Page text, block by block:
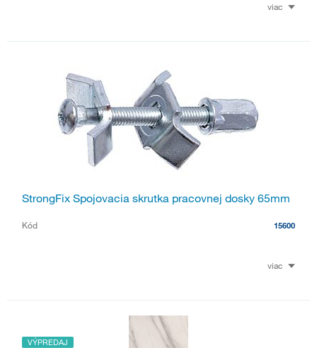
viac
StrongFix Spojovacia skrutka pracovnej dosky 65mm
Kód 15600
viac
VÝPREDAJ